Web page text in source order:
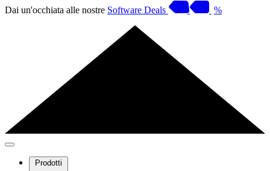
Dai un'occhiata alle nostre Software Deals %
Prodotti